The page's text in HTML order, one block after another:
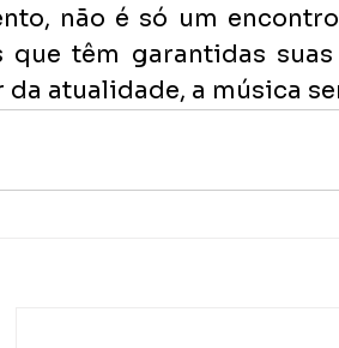
não é só um
que têm garantidas
atualidade, a música